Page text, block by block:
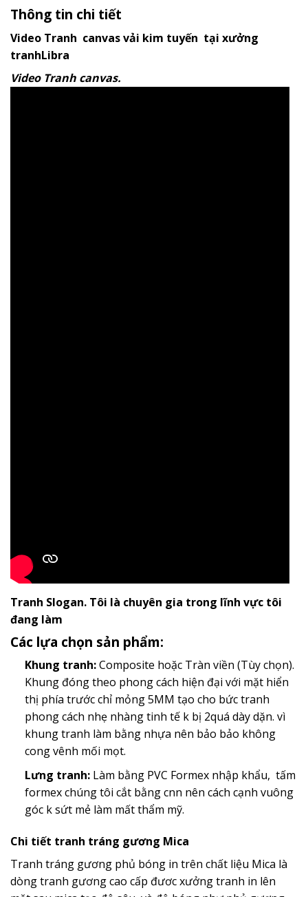
Thông tin chi tiết
Video Tranh canvas vải kim tuyến tại xưởng
tranhLibra
Video Tranh canvas.
Tranh Slogan. Tôi là chuyên gia trong lĩnh vực tôi
đang làm
Các lựa chọn sản phẩm:
Khung tranh:Composite hoặc Tràn viền (Tùy chọn).
Khung đóng theo phong cách hiện đại với mặt hiển
thị phía trước chỉ mỏng 5MM tạo cho bức tranh
phong cách nhẹ nhàng tinh tế k bị 2quá dày dặn. vì
khung tranh làm bằng nhựa nên bảo bảo không
cong vênh mối mọt.
Lưng tranh:Làm bằng PVC Formex nhập khẩu, tấm
formex chúng tôi cắt bằng cnn nên cách cạnh vuông
góc k sứt mẻ làm mất thẩm mỹ.
Chi tiết tranh tráng gương Mica
Tranh tráng gương phủ bóng in trên chất liệu Mica là
dòng tranh gương cao cấp đươc xưởng tranh in lên